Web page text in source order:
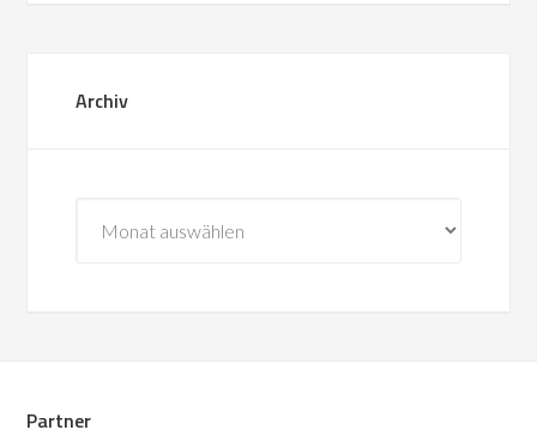
Archiv
Partner